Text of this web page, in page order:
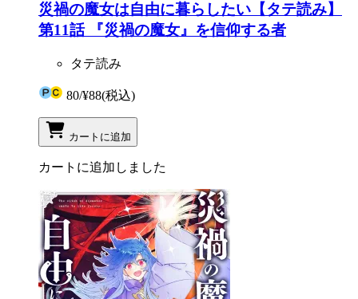
災禍の魔女は自由に暮らしたい【タテ読み】
第11話 『災禍の魔女』を信仰する者
タテ読み
80/¥88(税込)
カートに追加
カートに追加しました